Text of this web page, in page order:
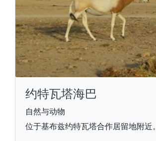
约特瓦塔海巴
自然与动物
位于基布兹约特瓦塔合作居留地附近。